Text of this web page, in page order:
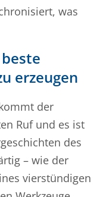
was
erzeugen
der
Ruf und es ist
des
– wie der
vierstündigen